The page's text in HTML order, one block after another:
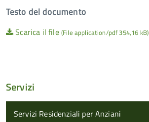
Testo del documento
Scarica il file (File application/pdf 354,16 kB)
Servizi
Servizi Residenziali per Anziani